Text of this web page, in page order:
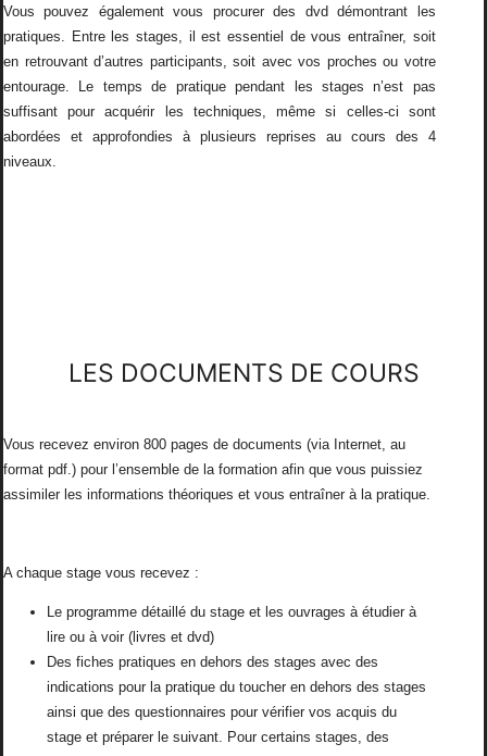
Vous pouvez également vous procurer des dvd démontrant les
pratiques. Entre les stages, il est essentiel de vous entraîner, soit
en retrouvant d’autres participants, soit avec vos proches ou votre
entourage. Le temps de pratique pendant les stages n’est pas
suffisant pour acquérir les techniques, même si celles-ci sont
abordées et approfondies à plusieurs reprises au cours des 4
niveaux.
LES DOCUMENTS DE COURS
Vous recevez environ 800 pages de documents (via Internet, au
format pdf.) pour l’ensemble de la formation afin que vous puissiez
assimiler les informations théoriques et vous entraîner à la pratique.
A chaque stage vous recevez :
Le programme détaillé du stage et les ouvrages à étudier à
lire ou à voir (livres et dvd)
Des fiches pratiques en dehors des stages avec des
indications pour la pratique du toucher en dehors des stages
ainsi que des questionnaires pour vérifier vos acquis du
stage et préparer le suivant. Pour certains stages, des